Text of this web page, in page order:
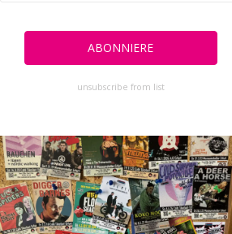
unsubscribe from list